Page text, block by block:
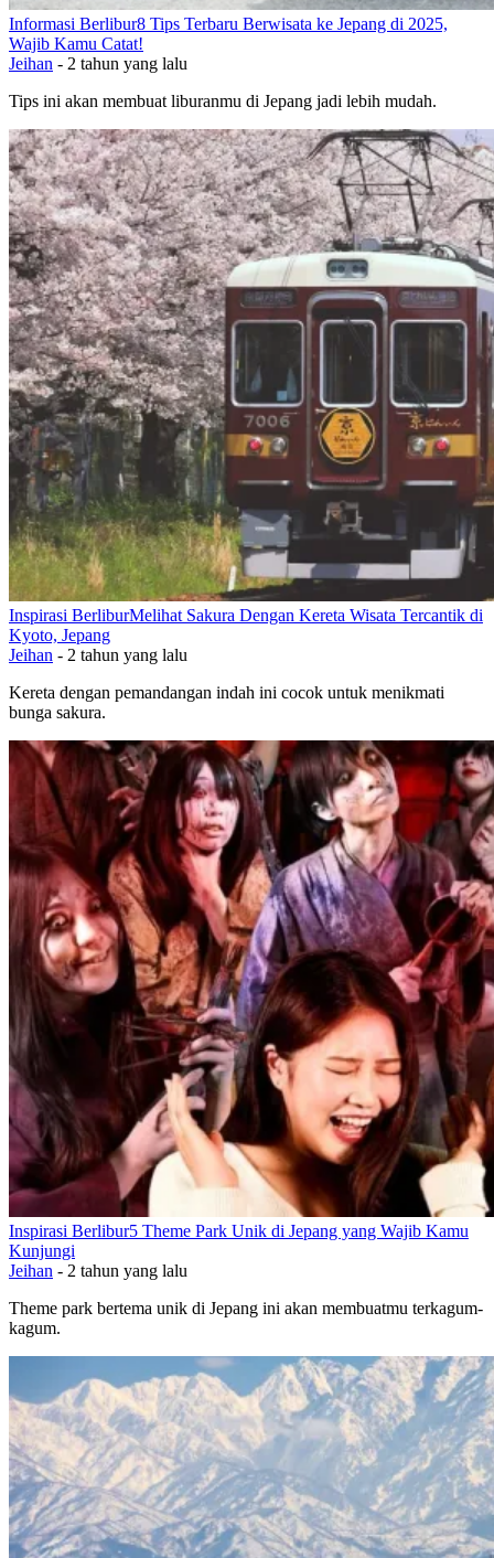
Informasi Berlibur8 Tips Terbaru Berwisata ke Jepang di 2025,
Wajib Kamu Catat!
Jeihan - 2 tahun yang lalu
Tips ini akan membuat liburanmu di Jepang jadi lebih mudah.
Inspirasi BerliburMelihat Sakura Dengan Kereta Wisata Tercantik di
Kyoto, Jepang
Jeihan - 2 tahun yang lalu
Kereta dengan pemandangan indah ini cocok untuk menikmati
bunga sakura.
Inspirasi Berlibur5 Theme Park Unik di Jepang yang Wajib Kamu
Kunjungi
Jeihan - 2 tahun yang lalu
Theme park bertema unik di Jepang ini akan membuatmu terkagum-
kagum.